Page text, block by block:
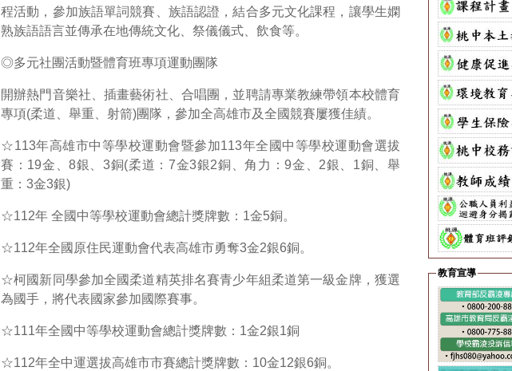
程活動，參加族語單詞競賽、族語認證，結合多元文化課程，讓學生嫻
熟族語語言並傳承在地傳統文化、祭儀儀式、飲食等。
◎多元社團活動暨體育班專項運動團隊
開辦熱門音樂社、插畫藝術社、合唱團，並聘請專業教練帶領本校體育
專項(柔道、舉重、射箭)團隊，參加全高雄市及全國競賽屢獲佳績。
☆113年高雄市中等學校運動會暨參加113年全國中等學校運動會選拔
賽：19金、8銀、3銅(柔道：7金3銀2銅、角力：9金、2銀、1銅、舉
重：3金3銀)
☆112年 全國中等學校運動會總計獎牌數：1金5銅。
☆112年全國原住民運動會代表高雄市勇奪3金2銀6銅。
☆柯國新同學參加全國柔道精英排名賽青少年組柔道第一級金牌，獲選
為國手，將代表國家參加國際賽事。
☆111年全國中等學校運動會總計獎牌數：1金2銀1銅
☆112年全中運選拔高雄市市賽總計獎牌數：10金12銀6銅。
教育宣導